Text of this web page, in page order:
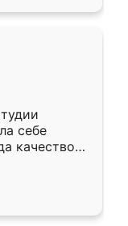
себе
качеством
уже почти